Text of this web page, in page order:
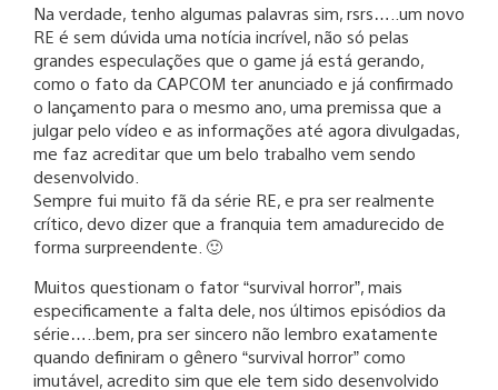
Na verdade, tenho algumas palavras sim, rsrs…..um novo
RE é sem dúvida uma notícia incrível, não só pelas
grandes especulações que o game já está gerando,
como o fato da CAPCOM ter anunciado e já confirmado
o lançamento para o mesmo ano, uma premissa que a
julgar pelo vídeo e as informações até agora divulgadas,
me faz acreditar que um belo trabalho vem sendo
desenvolvido.
Sempre fui muito fã da série RE, e pra ser realmente
crítico, devo dizer que a franquia tem amadurecido de
forma surpreendente. 🙂
Muitos questionam o fator “survival horror”, mais
especificamente a falta dele, nos últimos episódios da
série…..bem, pra ser sincero não lembro exatamente
quando definiram o gênero “survival horror” como
imutável, acredito sim que ele tem sido desenvolvido